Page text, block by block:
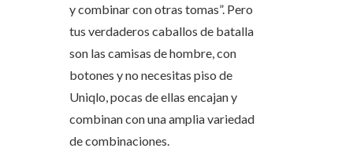
y combinar con otras tomas”. Pero
tus verdaderos caballos de batalla
son las camisas de hombre, con
botones y no necesitas piso de
Uniqlo, pocas de ellas encajan y
combinan con una amplia variedad
de combinaciones.